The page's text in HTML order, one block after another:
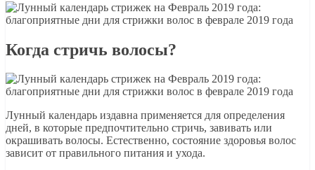
Когда стричь волосы?
Лунный календарь издавна применяется для определения
дней, в которые предпочтительно стричь, завивать или
окрашивать волосы. Естественно, состояние здоровья волос
зависит от правильного питания и ухода.